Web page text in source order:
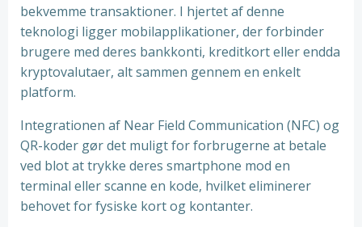
bekvemme transaktioner. I hjertet af denne
teknologi ligger mobilapplikationer, der forbinder
brugere med deres bankkonti, kreditkort eller endda
kryptovalutaer, alt sammen gennem en enkelt
platform.
Integrationen af Near Field Communication (NFC) og
QR-koder gør det muligt for forbrugerne at betale
ved blot at trykke deres smartphone mod en
terminal eller scanne en kode, hvilket eliminerer
behovet for fysiske kort og kontanter.